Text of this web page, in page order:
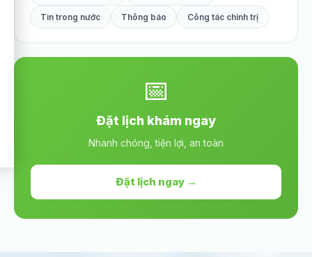
Tin trong nước Thông báo Công tác chính trị
📅
Đặt lịch khám ngay
Nhanh chóng, tiện lợi, an toàn
Đặt lịch ngay →